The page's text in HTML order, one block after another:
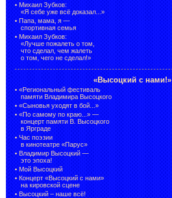
• Михаил Зубков:
«Я себе уже всё доказал...»
• Папа, мама, я —
спортивная семья
• Михаил Зубков:
«Лучше пожалеть о том,
что сделал, чем жалеть
о том, чего не сделал!»
«Высоцкий с нами!»
• «Региональный фестиваль
памяти Владимира Высоцкого
• «Сыновья уходят в бой...»
• «По самому по краю...» —
концерт памяти В. Высоцкого
в Ярграде
• Час поэзии
в кинотеатре «Парус»
• Владимир Высоцкий —
это эпоха!
• Мой Высоцкий
• Концерт «Высоцкий с нами»
на кировской сцене
• Высоцкий – наше всё!